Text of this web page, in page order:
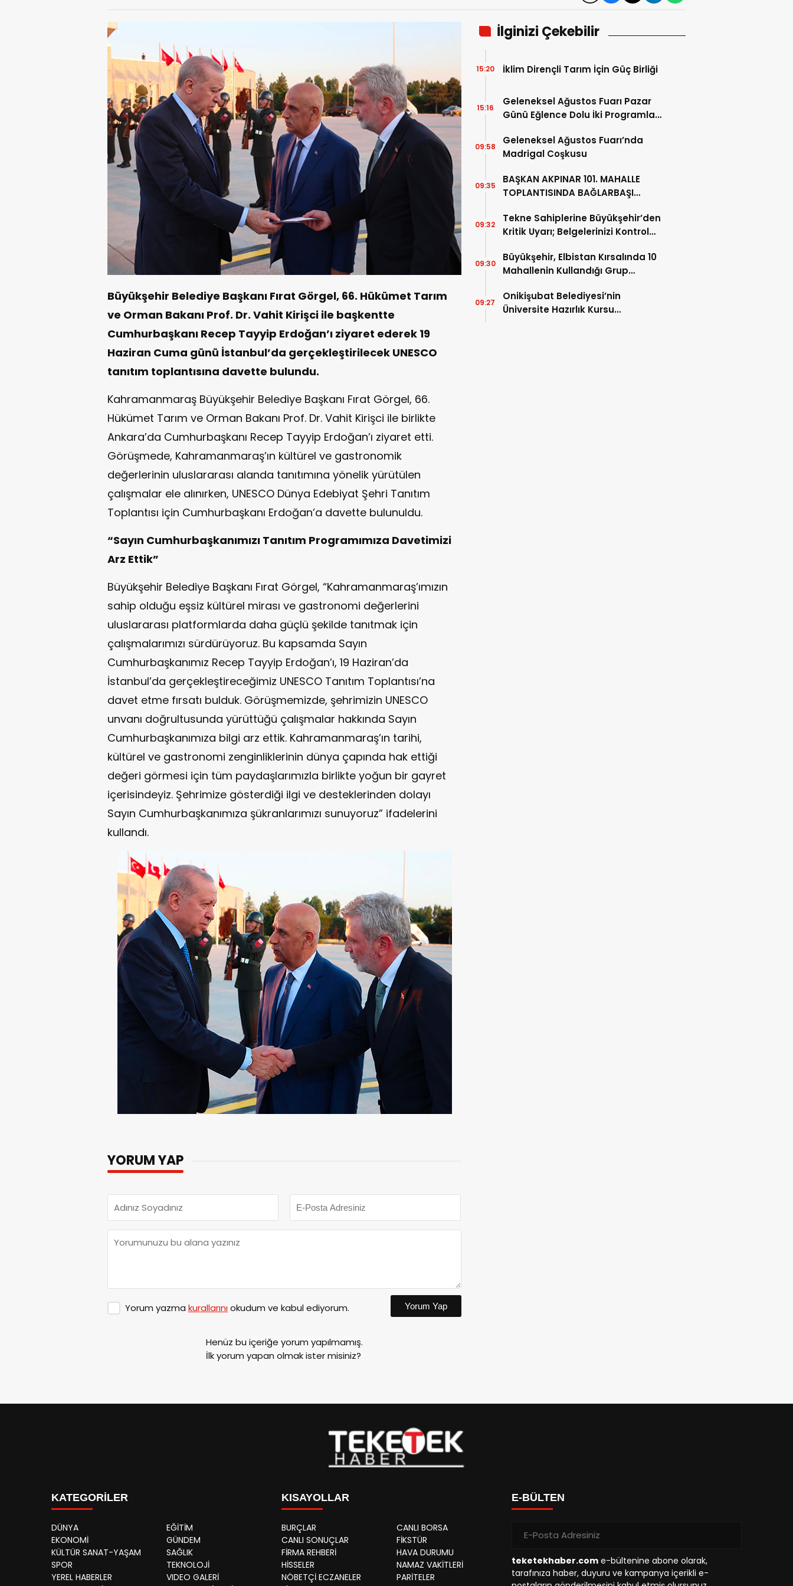
Büyükşehir Belediye Başkanı Fırat Görgel, 66. Hükümet Tarım
ve Orman Bakanı Prof. Dr. Vahit Kirişci ile başkentte
Cumhurbaşkanı Recep Tayyip Erdoğan’ı ziyaret ederek 19
Haziran Cuma günü İstanbul’da gerçekleştirilecek UNESCO
tanıtım toplantısına davette bulundu.
Kahramanmaraş Büyükşehir Belediye Başkanı Fırat Görgel, 66.
Hükümet Tarım ve Orman Bakanı Prof. Dr. Vahit Kirişci ile birlikte
Ankara’da Cumhurbaşkanı Recep Tayyip Erdoğan’ı ziyaret etti.
Görüşmede, Kahramanmaraş’ın kültürel ve gastronomik
değerlerinin uluslararası alanda tanıtımına yönelik yürütülen
çalışmalar ele alınırken, UNESCO Dünya Edebiyat Şehri Tanıtım
Toplantısı için Cumhurbaşkanı Erdoğan’a davette bulunuldu.
“Sayın Cumhurbaşkanımızı Tanıtım Programımıza Davetimizi
Arz Ettik”
Büyükşehir Belediye Başkanı Fırat Görgel, “Kahramanmaraş’ımızın
sahip olduğu eşsiz kültürel mirası ve gastronomi değerlerini
uluslararası platformlarda daha güçlü şekilde tanıtmak için
çalışmalarımızı sürdürüyoruz. Bu kapsamda Sayın
Cumhurbaşkanımız Recep Tayyip Erdoğan’ı, 19 Haziran’da
İstanbul’da gerçekleştireceğimiz UNESCO Tanıtım Toplantısı’na
davet etme fırsatı bulduk. Görüşmemizde, şehrimizin UNESCO
unvanı doğrultusunda yürüttüğü çalışmalar hakkında Sayın
Cumhurbaşkanımıza bilgi arz ettik. Kahramanmaraş’ın tarihi,
kültürel ve gastronomi zenginliklerinin dünya çapında hak ettiği
değeri görmesi için tüm paydaşlarımızla birlikte yoğun bir gayret
içerisindeyiz. Şehrimize gösterdiği ilgi ve desteklerinden dolayı
Sayın Cumhurbaşkanımıza şükranlarımızı sunuyoruz” ifadelerini
kullandı.
YORUM YAP
Yorum yazma kurallarınıokudum ve kabul ediyorum. Yorum Yap
Henüz bu içeriğe yorum yapılmamış.
İlk yorum yapan olmak ister misiniz?
İlginizi Çekebilir
İklim Dirençli Tarım İçin Güç Birliği
15:20
Geleneksel Ağustos Fuarı Pazar
Günü Eğlence Dolu İki Programla
15:16
Geleneksel Ağustos Fuarı’nda
Madrigal Coşkusu
09:58
BAŞKAN AKPINAR 101. MAHALLE
TOPLANTISINDA BAĞLARBAŞI
09:35
Tekne Sahiplerine Büyükşehir’den
Kritik Uyarı; Belgelerinizi Kontrol
09:32
Büyükşehir, Elbistan Kırsalında 10
Mahallenin Kullandığı Grup
09:30
Onikişubat Belediyesi’nin
Üniversite Hazırlık Kursu
09:27
KATEGORİLER
DÜNYA
EĞİTİM
EKONOMİ
GÜNDEM
KÜLTÜR SANAT-YAŞAM
SAĞLIK
SPOR
TEKNOLOJİ
YEREL HABERLER
VIDEO GALERİ
KISAYOLLAR
BURÇLAR
CANLI BORSA
CANLI SONUÇLAR
FİKSTÜR
FİRMA REHBERİ
HAVA DURUMU
HİSSELER
NAMAZ VAKİTLERİ
NÖBETÇİ ECZANELER
PARİTELER
E-BÜLTEN
teketekhaber.com e-bültenine abone olarak,
tarafınıza haber, duyuru ve kampanya içerikli e-